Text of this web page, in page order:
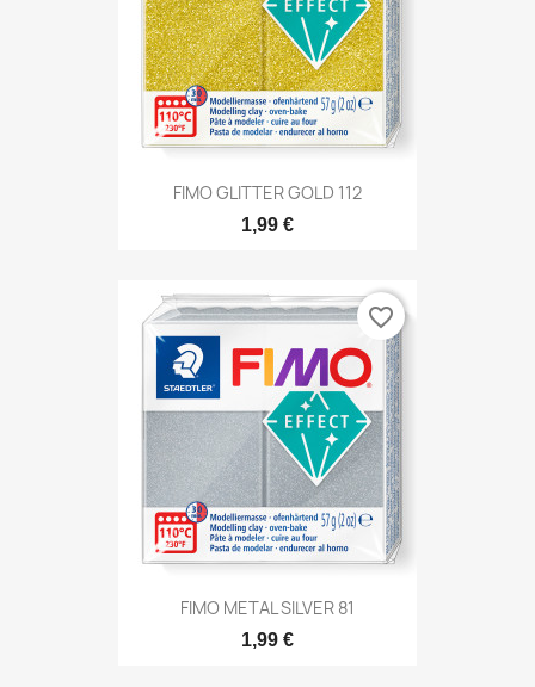
FIMO GLITTER GOLD 112
1,99 €
FIMO METAL SILVER 81
1,99 €
favorite_border